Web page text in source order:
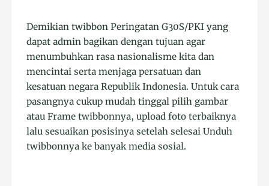
Demikian twibbon Peringatan G30S/PKI yang
dapat admin bagikan dengan tujuan agar
menumbuhkan rasa nasionalisme kita dan
mencintai serta menjaga persatuan dan
kesatuan negara Republik Indonesia. Untuk cara
pasangnya cukup mudah tinggal pilih gambar
atau Frame twibbonnya, upload foto terbaiknya
lalu sesuaikan posisinya setelah selesai Unduh
twibbonnya ke banyak media sosial.